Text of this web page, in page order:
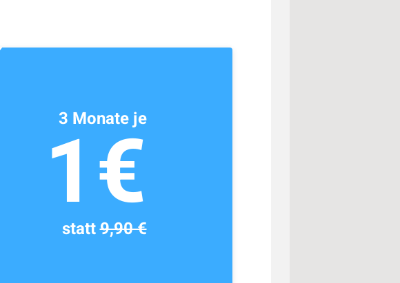
3 Monate je
1€
statt9,90 €